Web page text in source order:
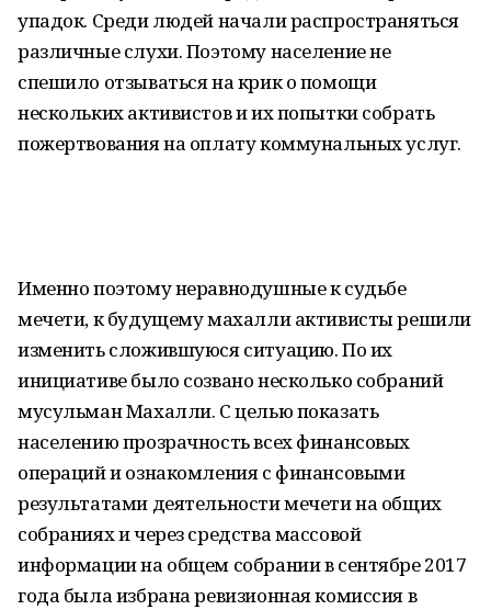
упадок. Среди людей начали распространяться
различные слухи. Поэтому население не
спешило отзываться на крик о помощи
нескольких активистов и их попытки собрать
пожертвования на оплату коммунальных услуг.
Именно поэтому неравнодушные к судьбе
мечети, к будущему махалли активисты решили
изменить сложившуюся ситуацию. По их
инициативе было созвано несколько собраний
мусульман Махалли. С целью показать
населению прозрачность всех финансовых
операций и ознакомления с финансовыми
результатами деятельности мечети на общих
собраниях и через средства массовой
информации на общем собрании в сентябре 2017
года была избрана ревизионная комиссия в